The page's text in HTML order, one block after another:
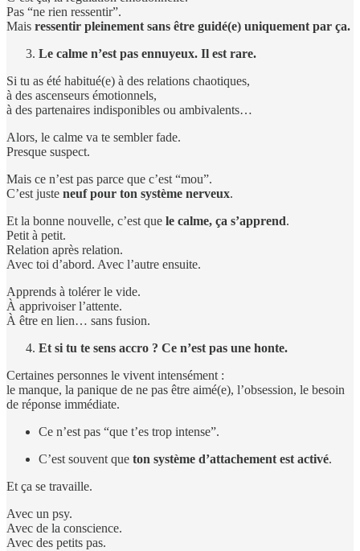
Pas “ne rien ressentir”.
Mais ressentir pleinement sans être guidé(e) uniquement par ça.
Le calme n’est pas ennuyeux. Il est rare.
Si tu as été habitué(e) à des relations chaotiques,
à des ascenseurs émotionnels,
à des partenaires indisponibles ou ambivalents…
Alors, le calme va te sembler fade.
Presque suspect.
Mais ce n’est pas parce que c’est “mou”.
C’est juste neuf pour ton système nerveux.
Et la bonne nouvelle, c’est que le calme, ça s’apprend.
Petit à petit.
Relation après relation.
Avec toi d’abord. Avec l’autre ensuite.
Apprends à tolérer le vide.
À apprivoiser l’attente.
À être en lien… sans fusion.
Et si tu te sens accro ? Ce n’est pas une honte.
Certaines personnes le vivent intensément :
le manque, la panique de ne pas être aimé(e), l’obsession, le besoin
de réponse immédiate.
Ce n’est pas “que t’es trop intense”.
C’est souvent que ton système d’attachement est activé.
Et ça se travaille.
Avec un psy.
Avec de la conscience.
Avec des petits pas.